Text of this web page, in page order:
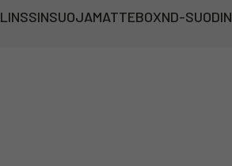
LINSSINSUOJAMATTEBOXND-SUODIN